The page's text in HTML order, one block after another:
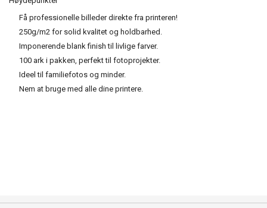
Få professionelle billeder direkte fra printeren!
250g/m2 for solid kvalitet og holdbarhed.
Imponerende blank finish til livlige farver.
100 ark i pakken, perfekt til fotoprojekter.
Ideel til familiefotos og minder.
Nem at bruge med alle dine printere.